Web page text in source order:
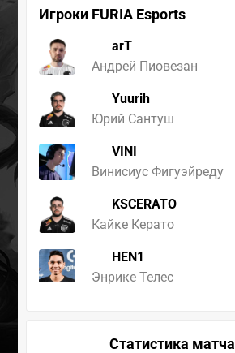
Игроки FURIA Esports
arT
Андрей Пиовезан
Yuurih
Юрий Сантуш
VINI
Винисиус Фигуэйреду
KSCERATO
Кайке Керато
HEN1
Энрике Телес
Статистика матча